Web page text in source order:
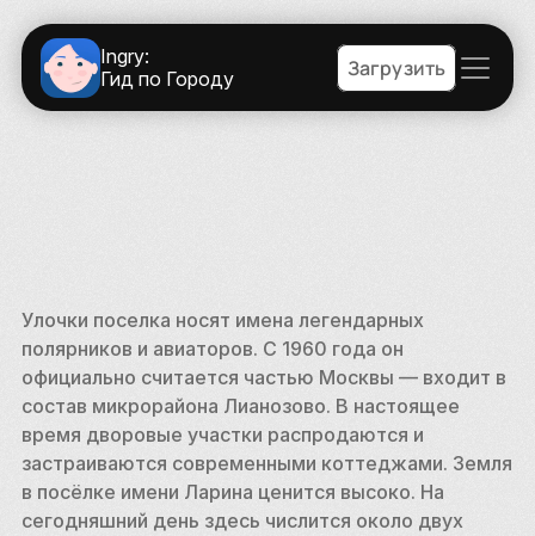
Ingry:
Гид по Городу
Загрузить
Улочки поселка носят имена легендарных
полярников и авиаторов. С 1960 года он
официально считается частью Москвы — входит в
состав микрорайона Лианозово. В настоящее
время дворовые участки распродаются и
застраиваются современными коттеджами. Земля
в посёлке имени Ларина ценится высоко. На
сегодняшний день здесь числится около двух